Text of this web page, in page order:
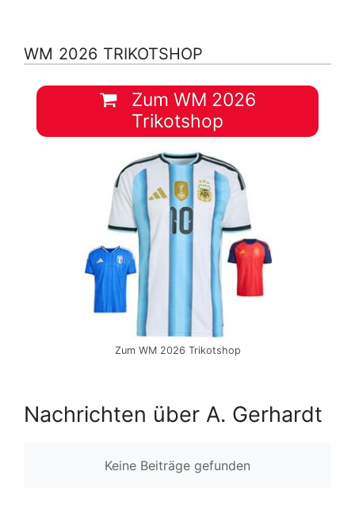
WM 2026 TRIKOTSHOP
Zum WM 2026
Trikotshop
Zum WM 2026 Trikotshop
Nachrichten über A. Gerhardt
Keine Beiträge gefunden